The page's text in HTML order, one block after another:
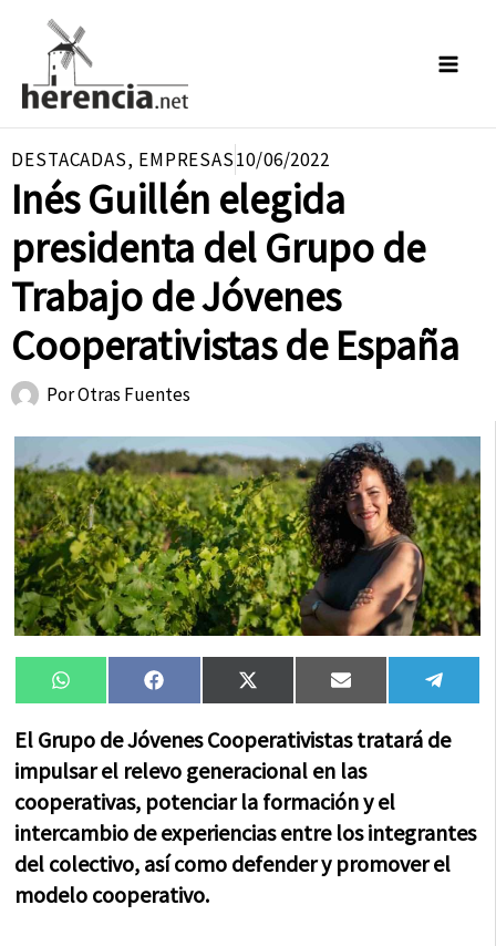
contenido
DESTACADAS, EMPRESAS10/06/2022
Inés Guillén elegida
presidenta del Grupo de
Trabajo de Jóvenes
Cooperativistas de España
PorOtras Fuentes
Compartir
en
WhatsAppCompartir
en
FacebookCompartir
en
X
(Twitter)
Compartir
en
Email
en
El Grupo de Jóvenes Cooperativistas tratará de
impulsar el relevo generacional en las
cooperativas, potenciar la formación y el
intercambio de experiencias entre los integrantes
del colectivo, así como defender y promover el
modelo cooperativo.